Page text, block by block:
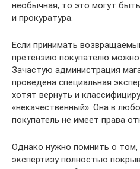
необычная, то это могут
и прокуратура.
Если принимать
претензию покупателю
Зачастую администрация
проведена специальная
хотят вернуть и
«некачественный». Она в
покупатель не имеет права
Однако нужно помнить о
экспертизу полностью